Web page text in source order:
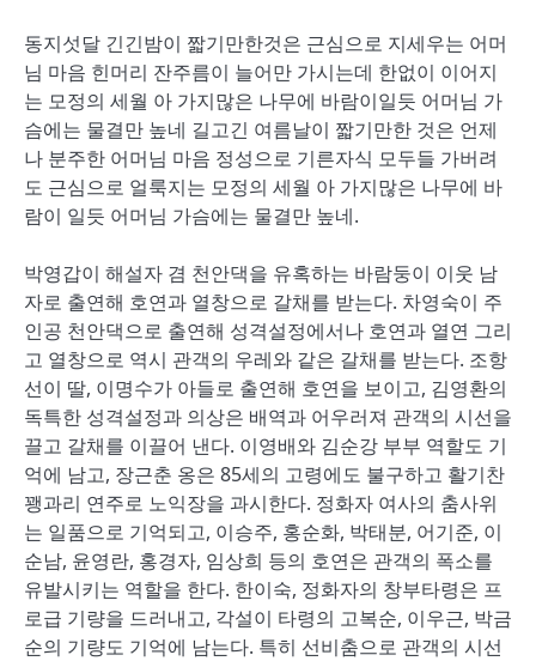
동지섯달 긴긴밤이 짧기만한것은 근심으로 지세우는 어머
님 마음 힌머리 잔주름이 늘어만 가시는데 한없이 이어지
는 모정의 세월 아 가지많은 나무에 바람이일듯 어머님 가
슴에는 물결만 높네 길고긴 여름날이 짧기만한 것은 언제
나 분주한 어머님 마음 정성으로 기른자식 모두들 가버려
도 근심으로 얼룩지는 모정의 세월 아 가지많은 나무에 바
람이 일듯 어머님 가슴에는 물결만 높네.
박영갑이 해설자 겸 천안댁을 유혹하는 바람둥이 이웃 남
자로 출연해 호연과 열창으로 갈채를 받는다. 차영숙이 주
인공 천안댁으로 출연해 성격설정에서나 호연과 열연 그리
고 열창으로 역시 관객의 우레와 같은 갈채를 받는다. 조항
선이 딸, 이명수가 아들로 출연해 호연을 보이고, 김영환의
독특한 성격설정과 의상은 배역과 어우러져 관객의 시선을
끌고 갈채를 이끌어 낸다. 이영배와 김순강 부부 역할도 기
억에 남고, 장근춘 옹은 85세의 고령에도 불구하고 활기찬
꽹과리 연주로 노익장을 과시한다. 정화자 여사의 춤사위
는 일품으로 기억되고, 이승주, 홍순화, 박태분, 어기준, 이
순남, 윤영란, 홍경자, 임상희 등의 호연은 관객의 폭소를
유발시키는 역할을 한다. 한이숙, 정화자의 창부타령은 프
로급 기량을 드러내고, 각설이 타령의 고복순, 이우근, 박금
순의 기량도 기억에 남는다. 특히 선비춤으로 관객의 시선